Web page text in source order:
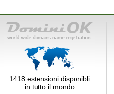
1418 estensioni disponibli
in tutto il mondo